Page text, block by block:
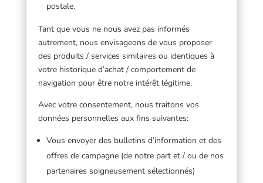
postale.
Tant que vous ne nous avez pas informés
autrement, nous envisageons de vous proposer
des produits / services similaires ou identiques à
votre historique d’achat / comportement de
navigation pour être notre intérêt légitime.
Avec votre consentement, nous traitons vos
données personnelles aux fins suivantes:
Vous envoyer des bulletins d’information et des
offres de campagne (de notre part et / ou de nos
partenaires soigneusement sélectionnés)